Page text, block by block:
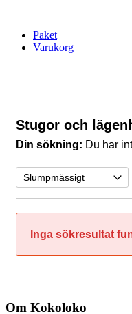
Paket
Varukorg
Stugor och
Din sökning: Du har
Inga sökresultat
Om Kokoloko